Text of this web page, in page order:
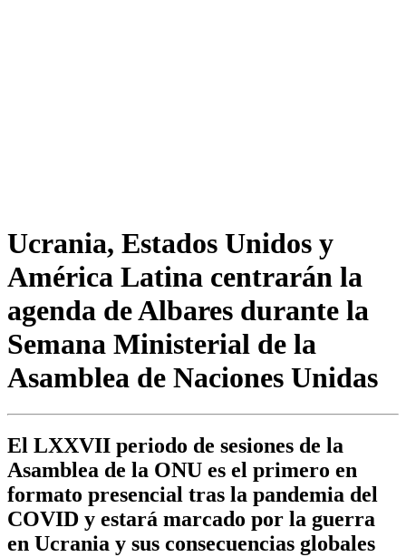
Ucrania, Estados Unidos y
América Latina centrarán la
agenda de Albares durante la
Semana Ministerial de la
Asamblea de Naciones Unidas
El LXXVII periodo de sesiones de la
Asamblea de la ONU es el primero en
formato presencial tras la pandemia del
COVID y estará marcado por la guerra
en Ucrania y sus consecuencias globales